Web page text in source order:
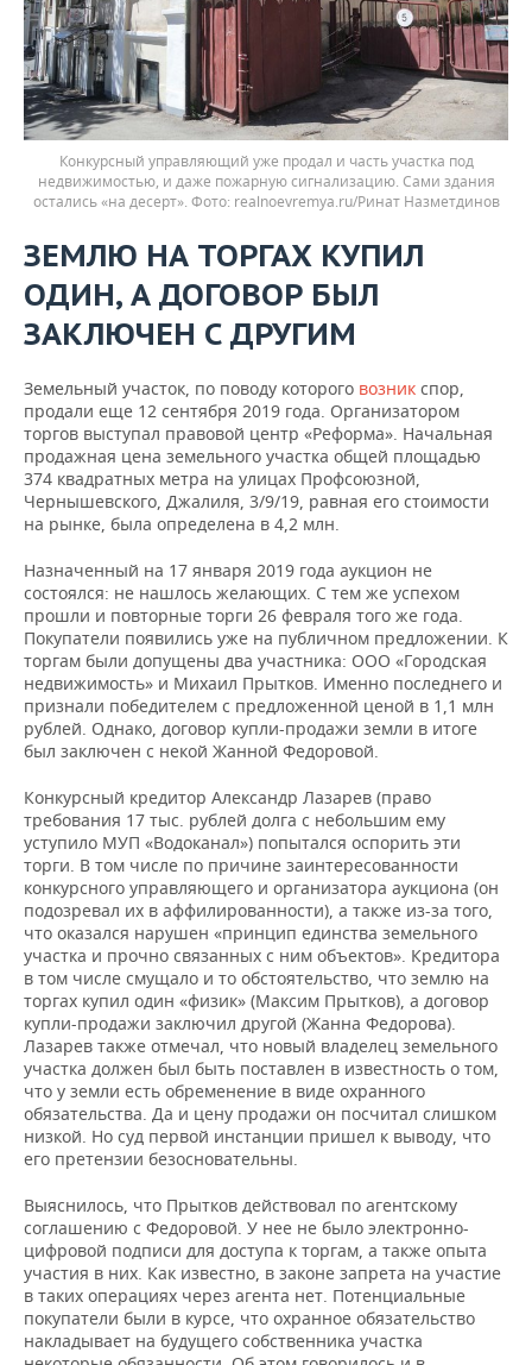
Конкурсный управляющий уже продал и часть участка под
недвижимостью, и даже пожарную сигнализацию. Сами здания
остались «на десерт».
realnoevremya.ru/Ринат Назметдинов
ЗЕМЛЮ НА ТОРГАХ КУПИЛ
ОДИН, А ДОГОВОР БЫЛ
ЗАКЛЮЧЕН С ДРУГИМ
Земельный участок, по поводу которого возник спор,
продали еще 12 сентября 2019 года. Организатором
торгов выступал правовой центр «Реформа». Начальная
продажная цена земельного участка общей площадью
374 квадратных метра на улицах Профсоюзной,
Чернышевского, Джалиля, 3/9/19, равная его стоимости
на рынке, была определена в 4,2 млн.
Назначенный на 17 января 2019 года аукцион не
состоялся: не нашлось желающих. С тем же успехом
прошли и повторные торги 26 февраля того же года.
Покупатели появились уже на публичном предложении. К
торгам были допущены два участника: ООО «Городская
недвижимость» и Михаил Прытков. Именно последнего и
признали победителем с предложенной ценой в 1,1 млн
рублей. Однако, договор купли-продажи земли в итоге
был заключен с некой Жанной Федоровой.
Конкурсный кредитор Александр Лазарев (право
требования 17 тыс. рублей долга с небольшим ему
уступило МУП «Водоканал») попытался оспорить эти
торги. В том числе по причине заинтересованности
конкурсного управляющего и организатора аукциона (он
подозревал их в аффилированности), а также из-за того,
что оказался нарушен «принцип единства земельного
участка и прочно связанных с ним объектов». Кредитора
в том числе смущало и то обстоятельство, что землю на
торгах купил один «физик» (Максим Прытков), а договор
купли-продажи заключил другой (Жанна Федорова).
Лазарев также отмечал, что новый владелец земельного
участка должен был быть поставлен в известность о том,
что у земли есть обременение в виде охранного
обязательства. Да и цену продажи он посчитал слишком
низкой. Но суд первой инстанции пришел к выводу, что
его претензии безосновательны.
Выяснилось, что Прытков действовал по агентскому
соглашению с Федоровой. У нее не было электронно-
цифровой подписи для доступа к торгам, а также опыта
участия в них. Как известно, в законе запрета на участие
в таких операциях через агента нет. Потенциальные
покупатели были в курсе, что охранное обязательство
накладывает на будущего собственника участка